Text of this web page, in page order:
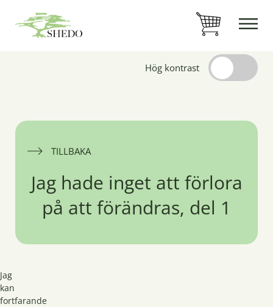
Hög kontrast
TILLBAKA
Jag hade inget att förlora
på att förändras, del 1
Jag
kan
fortfarande